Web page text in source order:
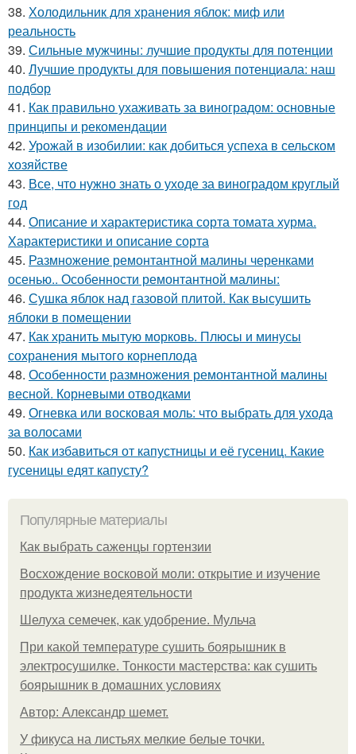
38. Холодильник для хранения яблок: миф или
реальность
39. Сильные мужчины: лучшие продукты для потенции
40. Лучшие продукты для повышения потенциала: наш
подбор
41. Как правильно ухаживать за виноградом: основные
принципы и рекомендации
42. Урожай в изобилии: как добиться успеха в сельском
хозяйстве
43. Все, что нужно знать о уходе за виноградом круглый
год
44. Описание и характеристика сорта томата хурма.
Характеристики и описание сорта
45. Размножение ремонтантной малины черенками
осенью.. Особенности ремонтантной малины:
46. Сушка яблок над газовой плитой. Как высушить
яблоки в помещении
47. Как хранить мытую морковь. Плюсы и минусы
сохранения мытого корнеплода
48. Особенности размножения ремонтантной малины
весной. Корневыми отводками
49. Огневка или восковая моль: что выбрать для ухода
за волосами
50. Как избавиться от капустницы и её гусениц. Какие
гусеницы едят капусту?
Популярные материалы
Как выбрать саженцы гортензии
Восхождение восковой моли: открытие и изучение
продукта жизнедеятельности
Шелуха семечек, как удобрение. Мульча
При какой температуре сушить боярышник в
электросушилке. Тонкости мастерства: как сушить
боярышник в домашних условиях
Автор: Александр шемет.
У фикуса на листьях мелкие белые точки.